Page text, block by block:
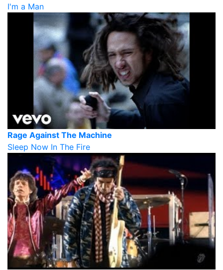
I'm a Man
Rage Against The Machine
Sleep Now In The Fire